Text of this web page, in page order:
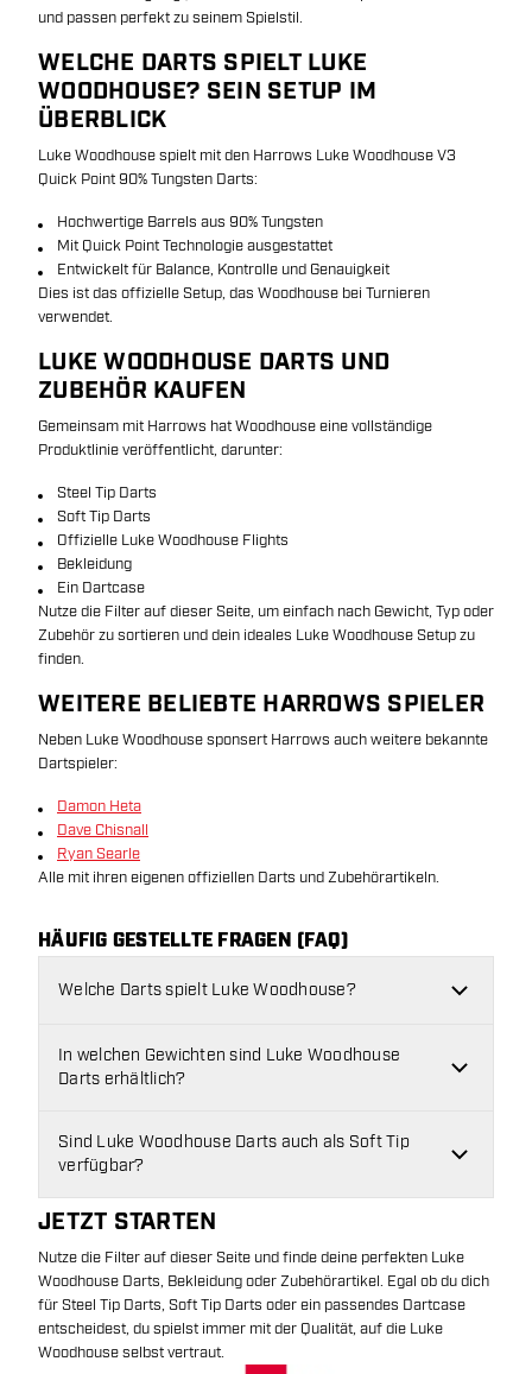
und passen perfekt zu seinem Spielstil.
WELCHE DARTS SPIELT LUKE
WOODHOUSE? SEIN SETUP IM
ÜBERBLICK
Luke Woodhouse spielt mit den Harrows Luke Woodhouse V3
Quick Point 90% Tungsten Darts:
Hochwertige Barrels aus 90% Tungsten
Mit Quick Point Technologie ausgestattet
Entwickelt für Balance, Kontrolle und Genauigkeit
Dies ist das offizielle Setup, das Woodhouse bei Turnieren
verwendet.
LUKE WOODHOUSE DARTS UND
ZUBEHÖR KAUFEN
Gemeinsam mit Harrows hat Woodhouse eine vollständige
Produktlinie veröffentlicht, darunter:
Steel Tip Darts
Soft Tip Darts
Offizielle Luke Woodhouse Flights
Bekleidung
Ein Dartcase
Nutze die Filter auf dieser Seite, um einfach nach Gewicht, Typ oder
Zubehör zu sortieren und dein ideales Luke Woodhouse Setup zu
finden.
WEITERE BELIEBTE HARROWS SPIELER
Neben Luke Woodhouse sponsert Harrows auch weitere bekannte
Dartspieler:
Damon Heta
Dave Chisnall
Ryan Searle
Alle mit ihren eigenen offiziellen Darts und Zubehörartikeln.
HÄUFIG GESTELLTE FRAGEN (FAQ)
Welche Darts spielt Luke Woodhouse?
In welchen Gewichten sind Luke Woodhouse
Darts erhältlich?
Sind Luke Woodhouse Darts auch als Soft Tip
verfügbar?
JETZT STARTEN
Nutze die Filter auf dieser Seite und finde deine perfekten Luke
Woodhouse Darts, Bekleidung oder Zubehörartikel. Egal ob du dich
für Steel Tip Darts, Soft Tip Darts oder ein passendes Dartcase
entscheidest, du spielst immer mit der Qualität, auf die Luke
Woodhouse selbst vertraut.